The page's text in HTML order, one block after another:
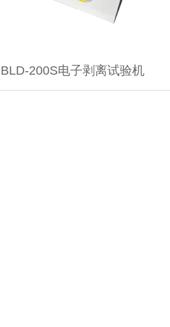
BLD-200S电子剥离试验机